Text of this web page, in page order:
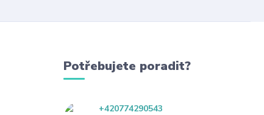
Potřebujete poradit?
+420774290543